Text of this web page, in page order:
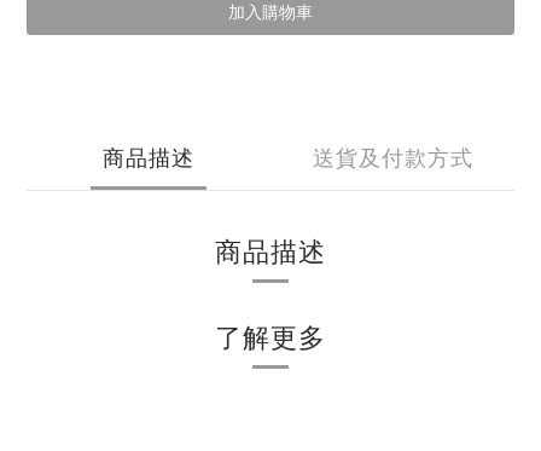
加入購物車
商品描述 送貨及付款方式
商品描述
了解更多